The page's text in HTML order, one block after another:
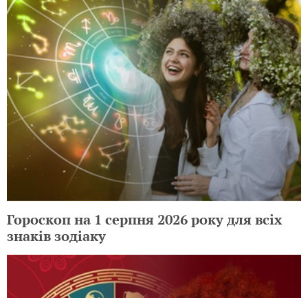
Гороскоп на 1 серпня 2026 року для всіх
знаків зодіаку